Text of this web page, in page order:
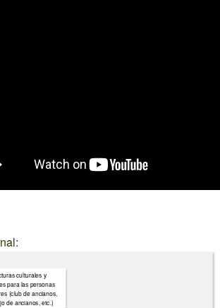
culturales y
para las personas
(club de ancianos,
de ancianos, etc.)